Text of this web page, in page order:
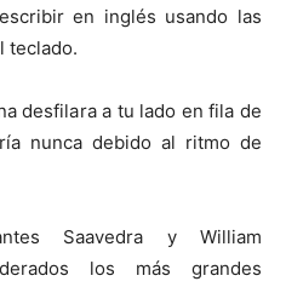
en inglés usando las
teclado.
desfilara a tu lado en fila de
nunca debido al ritmo de
Saavedra y William
los más grandes